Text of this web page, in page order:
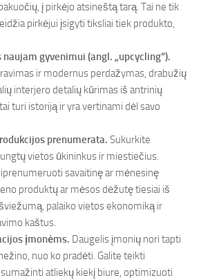
į pirkėjo atsineštą tarą. Tai ne tik
pirkėjui įsigyti tiksliai tiek produkto,
gyvenimui (angl. „upcycling“).
ir modernus perdažymas, drabužių
interjero detalių kūrimas iš antrinių
turi istoriją ir yra vertinami dėl savo
prenumerata. Sukurkite
vietos ūkininkus ir miestiečius.
savaitinę ar mėnesinę
produktų ar mėsos dėžutę tiesiai iš
palaiko vietos ekonomiką ir
kaštus.
įmonėms. Daugelis įmonių nori tapti
nuo ko pradėti. Galite teikti
sumažinti atliekų kiekį biure, optimizuoti